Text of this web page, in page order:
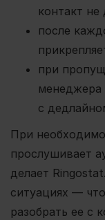
контакт не
после
при
менеджера
с
При
прослушивает
делает
ситуациях —
разобрать ее с